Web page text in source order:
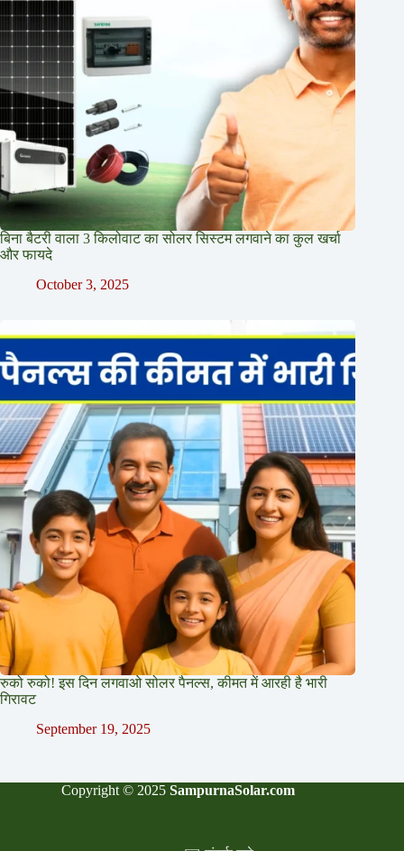
बिना बैटरी वाला 3 किलोवाट का सोलर सिस्टम लगवाने का कुल खर्चा
और फायदे
October 3, 2025
रुको रुको! इस दिन लगवाओ सोलर पैनल्स, कीमत में आरही है भारी
गिरावट
September 19, 2025
Copyright © 2025 SampurnaSolar.com